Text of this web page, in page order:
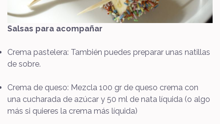
Salsas para acompañar
Crema pastelera: También puedes preparar unas natillas
de sobre.
Crema de queso: Mezcla 100 gr de queso crema con
una cucharada de azúcar y 50 ml de nata líquida (o algo
más si quieres la crema más líquida)